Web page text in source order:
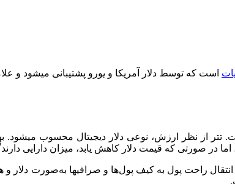
است که توسط دلار آمریکا و یورو پشتیبانی می­شود و
در صورتی که قیمت دلار کاهش یابد، میزان دارایی
راحت پول به کیف پول‌ها و صرافی­ها به‌صورت دلار و